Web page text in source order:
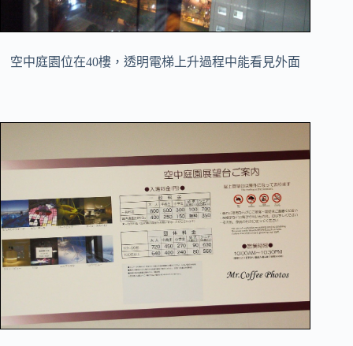
空中庭園位在40樓，透明電梯上升過程中能看見外面